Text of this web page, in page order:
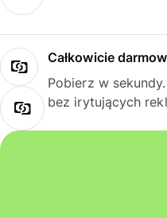
Całkowicie
Pobierz w
bez irytujących